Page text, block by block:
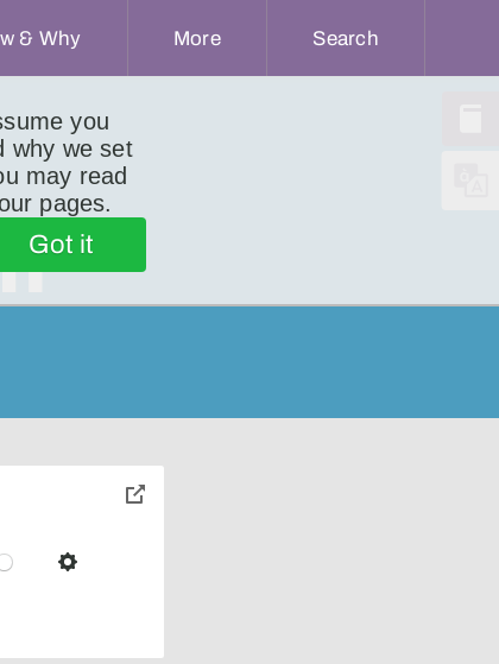
you
why we set
may read
pages.
Got it
& Why More Search
Settings
toggle